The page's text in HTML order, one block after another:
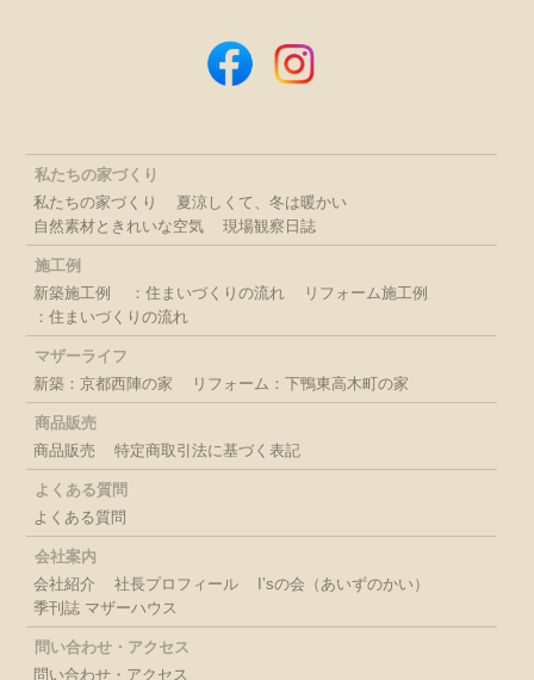
私たちの家づくり
私たちの家づくり
夏涼しくて、冬は暖かい
自然素材ときれいな空気
現場観察日誌
施工例
新築施工例
：住まいづくりの流れ
リフォーム施工例
：住まいづくりの流れ
マザーライフ
新築：京都西陣の家
リフォーム：下鴨東高木町の家
商品販売
商品販売
特定商取引法に基づく表記
よくある質問
よくある質問
会社案内
会社紹介
社長プロフィール
I’sの会（あいずのかい）
季刊誌 マザーハウス
問い合わせ・アクセス
問い合わせ・アクセス